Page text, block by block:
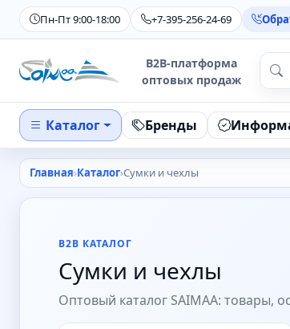
Пн-Пт 9:00-18:00 +7-395-256-24-69
B2B-платформа
оптовых продаж
Каталог Бренды
Главная Каталог Сумки и чехлы
B2B КАТАЛОГ
Сумки и чехлы
Оптовый каталог SAIMAA: товары,